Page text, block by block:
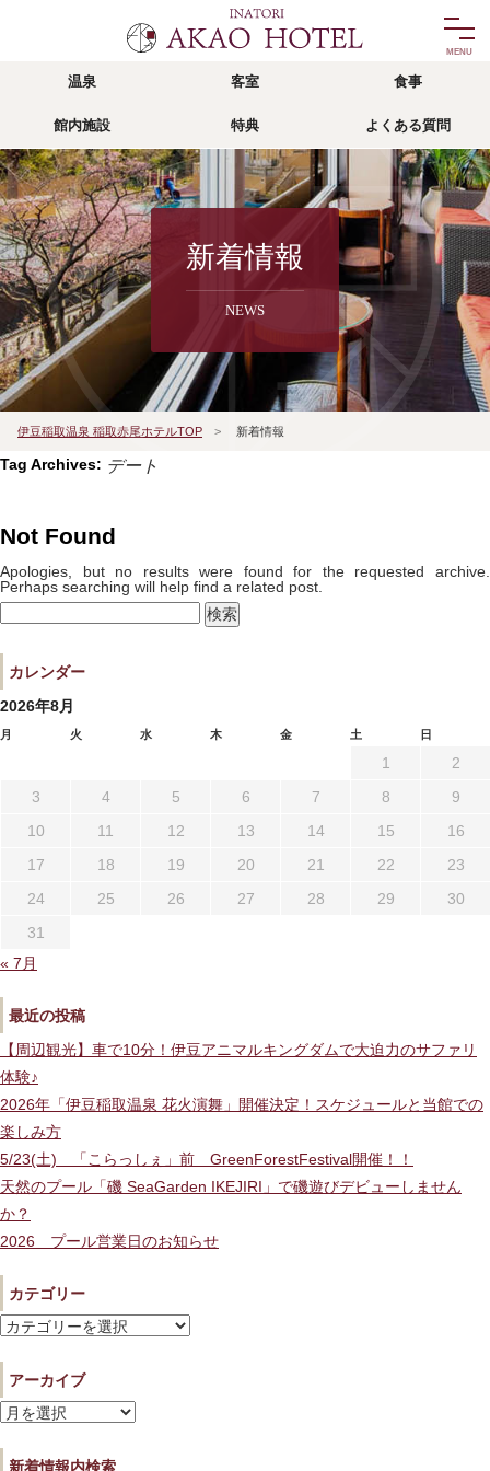
食事
food
館内施設
facility
リゾッチャ
risocha izu
特典
privilege
アクセス よくある質問
faq
宿泊予約
reservation
温泉 客室 食事
館内施設 特典 よくある質問
新着情報
NEWS
伊豆稲取温泉 稲取赤尾ホテルTOP > 新着情報
Tag Archives: デート
Not Found
Apologies, but no results were found for the requested archive.
Perhaps searching will help find a related post.
索:
カレンダー
2026年8月
月 火 水 木 金 土 日
1
2
3
4 5 6 7 8
9
10
11 12 13 14 15
16
17
18 19 20 21 22
23
24
25 26 27 28 29
30
31
« 7月
最近の投稿
【周辺観光】車で10分！伊豆アニマルキングダムで大迫力のサファリ
体験♪
2026年「伊豆稲取温泉 花火演舞」開催決定！スケジュールと当館での
楽しみ方
5/23(土) 「こらっしぇ」前 GreenForestFestival開催！！
天然のプール「磯 SeaGarden IKEJIRI」で磯遊びデビューしません
か？
2026 プール営業日のお知らせ
カテゴリー
カ
ゴ
リ
アーカイブ
ア
新着情報内検索